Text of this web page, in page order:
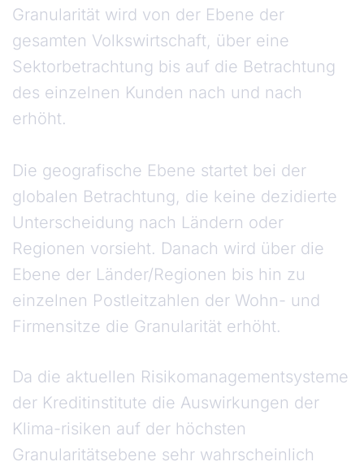
Granularität wird von der Ebene der
gesamten Volkswirtschaft, über eine
Sektorbetrachtung bis auf die Betrachtung
des einzelnen Kunden nach und nach
erhöht.
Die geografische Ebene startet bei der
globalen Betrachtung, die keine dezidierte
Unterscheidung nach Ländern oder
Regionen vorsieht. Danach wird über die
Ebene der Länder/Regionen bis hin zu
einzelnen Postleitzahlen der Wohn- und
Firmensitze die Granularität erhöht.
Da die aktuellen Risikomanagementsysteme
der Kreditinstitute die Auswirkungen der
Klima-risiken auf der höchsten
Granularitätsebene sehr wahrscheinlich